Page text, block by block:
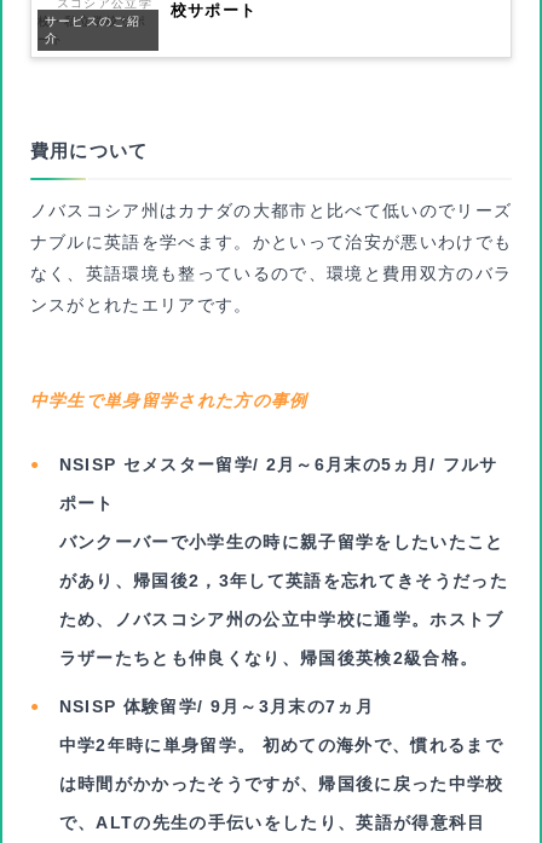
サービスのご紹
介
校サポート
費用について
ノバスコシア州はカナダの大都市と比べて低いのでリーズ
ナブルに英語を学べます。かといって治安が悪いわけでも
なく、英語環境も整っているので、環境と費用双方のバラ
ンスがとれたエリアです。
中学生で単身留学された方の事例
NSISP セメスター留学/ 2月～6月末の5ヵ月/ フルサ
ポート
バンクーバーで小学生の時に親子留学をしたいたこと
があり、帰国後2，3年して英語を忘れてきそうだった
ため、ノバスコシア州の公立中学校に通学。ホストブ
ラザーたちとも仲良くなり、帰国後英検2級合格。
NSISP 体験留学/ 9月～3月末の7ヵ月
中学2年時に単身留学。 初めての海外で、慣れるまで
は時間がかかったそうですが、帰国後に戻った中学校
で、ALTの先生の手伝いをしたり、英語が得意科目